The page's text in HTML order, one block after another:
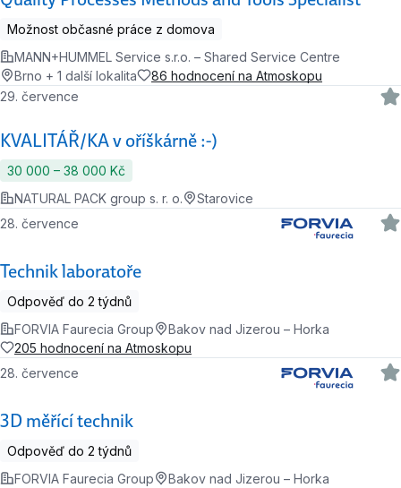
Možnost občasné práce z domova
MANN+HUMMEL Service s.r.o. – Shared Service Centre
Brno + 1 další lokalita
86 hodnocení na Atmoskopu
KVALITÁŘ/KA v oříškárně :-)
29. července
30 000 ‍–‍ 38 000 Kč
NATURAL PACK group s. r. o.
Starovice
Technik laboratoře
28. července
Odpověď do 2 týdnů
FORVIA Faurecia Group
Bakov nad Jizerou – Horka
205 hodnocení na Atmoskopu
3D měřící technik
28. července
Odpověď do 2 týdnů
FORVIA Faurecia Group
Bakov nad Jizerou – Horka